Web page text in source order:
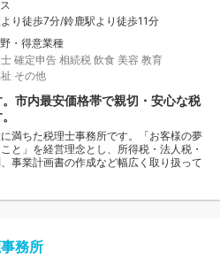
り徒歩7分/鈴鹿駅より徒歩11分
・得意業種
確定申告 相続税 飲食 美容 教育
その他
市内最安価格帯で親切・安心な税
満ちた税理士事務所です。「お客様の夢
と」を経営理念とし、所得税・法人税・
事業計画書の作成など幅広く取り扱って
務所